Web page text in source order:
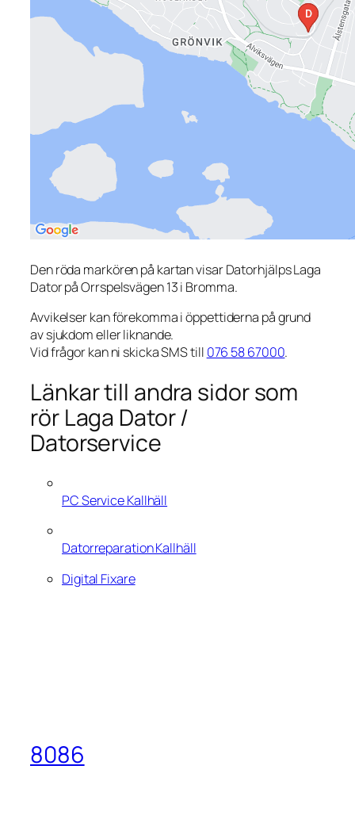
Den röda markören på kartan visar Datorhjälps Laga
Dator på Orrspelsvägen 13 i Bromma.
Avvikelser kan förekomma i öppettiderna på grund
av sjukdom eller liknande.
Vid frågor kan ni skicka SMS till 076 58 67000.
Länkar till andra sidor som
rör Laga Dator /
Datorservice
PC Service Kallhäll
Datorreparation Kallhäll
Digital Fixare
8086